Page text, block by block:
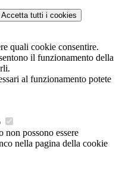
Accetta tutti i cookies
quali cookie consentire.
il funzionamento della
al funzionamento potete
non possono essere
nella pagina della cookie